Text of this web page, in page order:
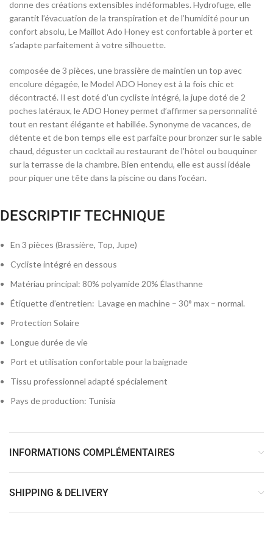
donne des créations extensibles indéformables. Hydrofuge, elle
garantit l’évacuation de la transpiration et de l’humidité pour un
confort absolu, Le Maillot Ado Honey est confortable à porter et
s’adapte parfaitement à votre silhouette.
composée de 3 pièces, une brassière de maintien un top avec
encolure dégagée, le Model ADO Honey est à la fois chic et
décontracté. Il est doté d’un cycliste intégré, la jupe doté de 2
poches latéraux, le ADO Honey permet d’affirmer sa personnalité
tout en restant élégante et habillée. Synonyme de vacances, de
détente et de bon temps elle est parfaite pour bronzer sur le sable
chaud, déguster un cocktail au restaurant de l’hôtel ou bouquiner
sur la terrasse de la chambre. Bien entendu, elle est aussi idéale
pour piquer une tête dans la piscine ou dans l’océan.
DESCRIPTIF TECHNIQUE
En 3 pièces (Brassière, Top, Jupe)
Cycliste intégré en dessous
Matériau principal: 80% polyamide 20% Élasthanne
Étiquette d’entretien: Lavage en machine – 30° max – normal.
Protection Solaire
Longue durée de vie
Port et utilisation confortable pour la baignade
Tissu professionnel adapté spécialement
Pays de production: Tunisia
INFORMATIONS COMPLÉMENTAIRES
SHIPPING & DELIVERY